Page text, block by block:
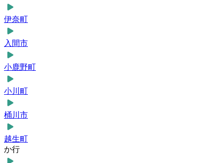
伊奈町
入間市
小鹿野町
小川町
桶川市
越生町
か行